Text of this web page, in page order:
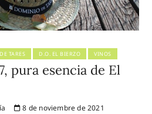
TARES D.O. EL BIERZO VINOS
pura esencia de El
8 de noviembre de 2021